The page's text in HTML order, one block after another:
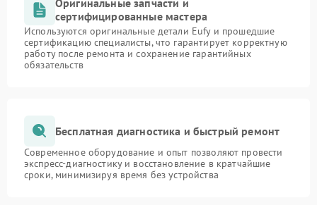
Оригинальные запчасти и
сертифицированные мастера
Используются оригинальные детали Eufy и прошедшие
сертификацию специалисты, что гарантирует корректную
работу после ремонта и сохранение гарантийных
обязательств
Бесплатная диагностика и быстрый ремонт
Современное оборудование и опыт позволяют провести
экспресс-диагностику и восстановление в кратчайшие
сроки, минимизируя время без устройства